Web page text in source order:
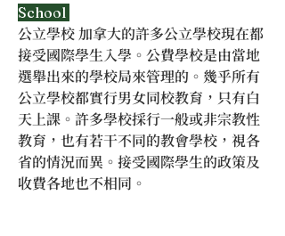
School
公立學校 加拿大的許多公立學校現在都
接受國際學生入學。公費學校是由當地
選舉出來的學校局來管理的。幾乎所有
公立學校都實行男女同校教育，只有白
天上課。許多學校採行一般或非宗教性
教育，也有若干不同的教會學校，視各
省的情況而異。接受國際學生的政策及
收費各地也不相同。